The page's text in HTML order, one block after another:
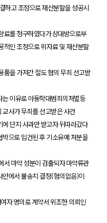
하고 조정으로 재산분할을 성공시
료를 청구하였다가 상대방으로부
적인 조정으로 위자료 및 재산분할
품을 가져간 절도 혐의 무죄 선고받
이유로 아동학대범죄의처벌등
사가 무죄를 선고받은 사건
단지 사과만 받고자 뒤따라갔다
으로 입건된 후 기소유예 처분을
서 마약 성분이 검출되자 마약류관
안에서 불송치 결정(혐의없음)이
자 명의로 계약서 위조한 의뢰인